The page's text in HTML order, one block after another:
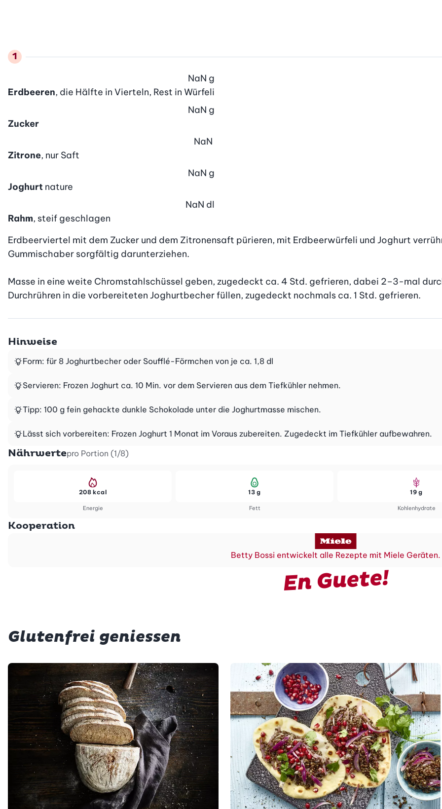
Erdbeeren, die Hälfte in Vierteln, Rest in Würfeli
NaN g
Zucker
NaN g
Zitrone, nur Saft
NaN
Joghurt nature
NaN g
Rahm, steif geschlagen
NaN dl
Erdbeerviertel mit dem Zucker und dem Zitronensaft pürieren, mit Erdbeerwürfeli und Joghurt
Gummischaber sorgfältig darunterziehen.
Masse in eine weite Chromstahlschüssel geben, zugedeckt ca. 4 Std. gefrieren, dabei 2–3-mal
Durchrühren in die vorbereiteten Joghurtbecher füllen, zugedeckt nochmals ca. 1 Std. gefrieren.
Hinweise
Form: für 8 Joghurtbecher oder Soufflé-Förmchen von je ca. 1,8 dl
Servieren: Frozen Joghurt ca. 10 Min. vor dem Servieren aus dem Tiefkühler nehmen.
Tipp: 100 g fein gehackte dunkle Schokolade unter die Joghurtmasse mischen.
Lässt sich vorbereiten: Frozen Joghurt 1 Monat im Voraus zubereiten. Zugedeckt im Tiefkühler aufbewahren.
Nährwertepro Portion (1/8)
Energie
208 kcal
Fett
13 g
Kohlenhydrate
19 g
Kooperation
Betty Bossi entwickelt alle Rezepte mit Miele Geräten.
En Guete!
Glutenfrei geniessen